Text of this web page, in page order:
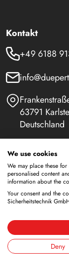
Kontakt
+49 6188
63791
Deutschland
LinkedIn
Youtube
Lagerung
Lagerung von
We use cookies
We may place these
personalised content
information about the
Your consent and the
Sicherheitstechnik
Deny